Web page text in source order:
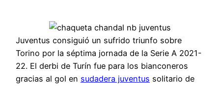
Juventus consiguió un sufrido triunfo sobre
Torino por la séptima jornada de la Serie A 2021-
22. El derbi de Turín fue para los bianconeros
gracias al gol en sudadera juventus solitario de